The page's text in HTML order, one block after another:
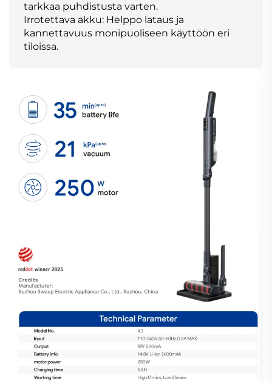
tarkkaa puhdistusta varten.
Irrotettava akku: Helppo lataus ja
kannettavuus monipuoliseen käyttöön eri
tiloissa.